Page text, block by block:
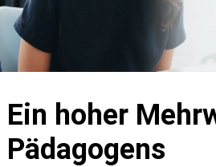
Ein hoher
Pädagogens